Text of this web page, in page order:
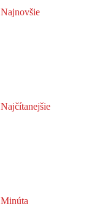
Najnovšie
Najčítanejšie
Minúta